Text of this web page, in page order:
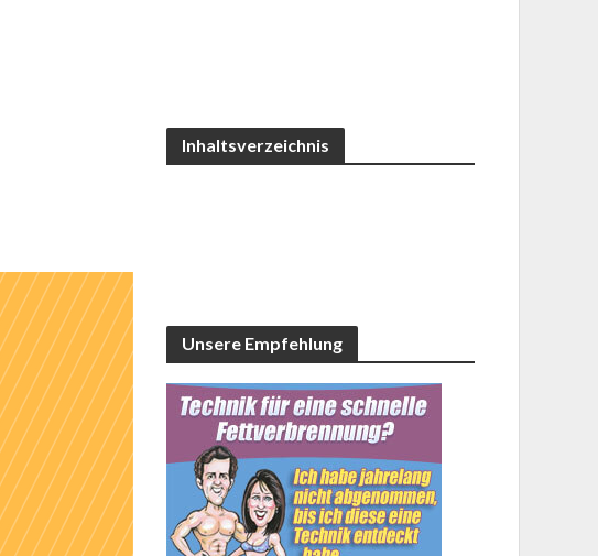
Inhaltsverzeichnis
Unsere Empfehlung